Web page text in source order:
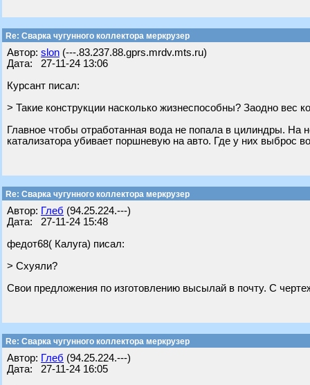
Re: Сварка чугунного коллектора меркрузер
Автор: slon (---.83.237.88.gprs.mrdv.mts.ru)
Дата: 27-11-24 13:06
Курсант писал:
> Такие конструкции насколько жизнеспособны? Заодно вес
Главное чтобы отработанная вода не попала в цилиндры.
катализатора убивает поршневую на авто. Где у них выброс
Re: Сварка чугунного коллектора меркрузер
Автор: Глеб (94.25.224.---)
Дата: 27-11-24 15:48
федот68( Калуга) писал:
> Схуяли?
Свои предложения по изготовлению высылай в почту. С
Re: Сварка чугунного коллектора меркрузер
Автор: Глеб (94.25.224.---)
Дата: 27-11-24 16:05